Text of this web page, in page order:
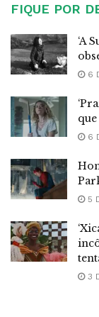
FIQUE POR
‘A
6
6
5
3